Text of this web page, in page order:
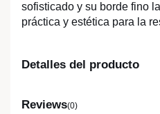
sofisticado y su borde fino
práctica y estética para la
Detalles del producto
Reviews(0)